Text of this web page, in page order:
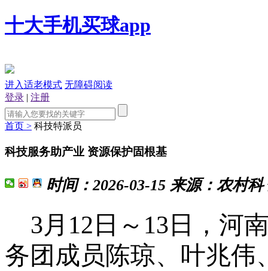
十大手机买球app
进入适老模式 无障碍阅读
登录 | 注册
首页 > 科技特派员
科技服务助产业 资源保护固根基
时间： 2026-03-15 来源： 农村科
3月 12 日～ 13 日，河
务团成员陈琼、叶兆伟